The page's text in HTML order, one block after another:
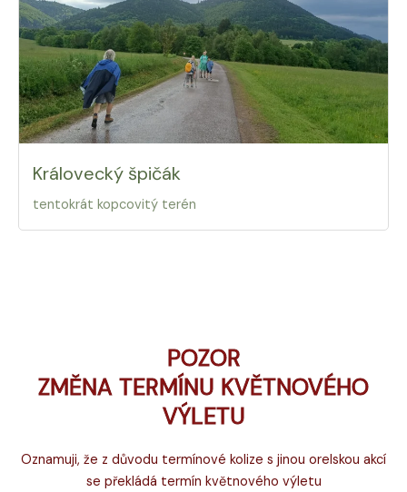
Královecký špičák
tentokrát kopcovitý terén
POZOR
ZMĚNA TERMÍNU KVĚTNOVÉHO
VÝLETU
Oznamuji, že z důvodu termínové kolize s jinou orelskou akcí
se překládá termín květnového výletu